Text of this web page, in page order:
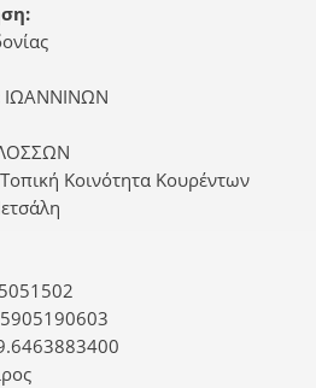
ΙΩΑΝΝΙΝΩΝ
Τοπική Κοινότητα Κουρέντων